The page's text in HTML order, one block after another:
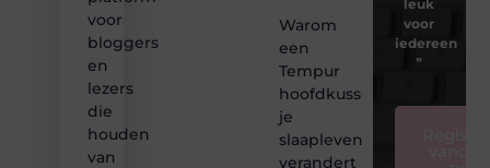
voor
bloggers
en
lezers
die
houden
van
Warom
een
Tempur
hoofdkussen
je
slaapleven
verandert
leuk
voor
iedereen
❞